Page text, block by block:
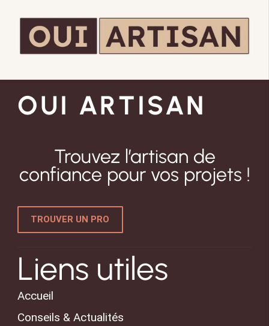
OUI ARTISAN
Trouvez l’artisan de
confiance pour vos projets !
TROUVER UN PRO
Liens utiles
Accueil
Conseils & Actualités